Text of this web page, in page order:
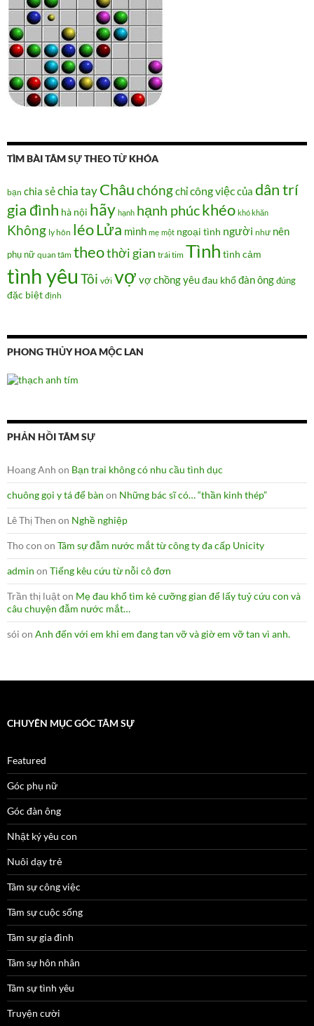
TÌM BÀI TÂM SỰ THEO TỪ KHÓA
bạn chia sẻchia tay Châuchóngchỉcông việccủa dân trí
gia đình hà nội hãy hạnh hạnh phúckhéo khó khăn
Không ly hôn léoLửa mình mẹ một ngoại tình người như nên
phụ nữ quan tâm theothời gian trái tim Tình tình cảm
tình yêu Tôi với vợ vợ chồngyêuđau khổđàn ôngđúng
đặc biệt định
PHONG THỦY HOA MỘC LAN
PHẢN HỒI TÂM SỰ
Hoang Anh on Bạn trai không có nhu cầu tình dục
chuông gọi y tá để bàn on Những bác sĩ có… “thần kinh thép”
Lê Thị Then on Nghề nghiệp
Tho con on Tâm sự đẫm nước mắt từ công ty đa cấp Unicity
admin on Tiếng kêu cứu từ nỗi cô đơn
Trần thị luậton Mẹ đau khổ tìm kẻ cưỡng gian để lấy tuỷ cứu con và
câu chuyện đẫm nước mắt…
sói on Anh đến với em khi em đang tan vỡ và giờ em vỡ tan vì anh.
CHUYÊN MỤC GÓC TÂM SỰ
Featured
Góc phụ nữ
Góc đàn ông
Nhật ký yêu con
Nuôi dạy trẻ
Tâm sự công việc
Tâm sự cuộc sống
Tâm sự gia đình
Tâm sự hôn nhân
Tâm sự tình yêu
Truyện cười